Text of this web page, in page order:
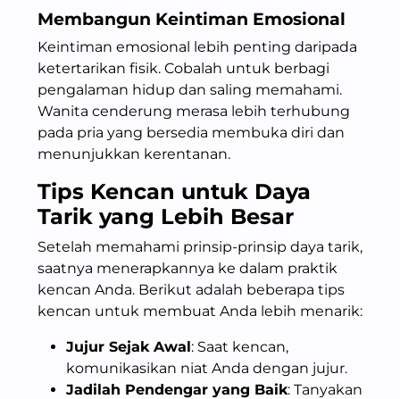
Membangun Keintiman Emosional
Keintiman emosional lebih penting daripada
ketertarikan fisik. Cobalah untuk berbagi
pengalaman hidup dan saling memahami.
Wanita cenderung merasa lebih terhubung
pada pria yang bersedia membuka diri dan
menunjukkan kerentanan.
Tips Kencan untuk Daya
Tarik yang Lebih Besar
Setelah memahami prinsip-prinsip daya tarik,
saatnya menerapkannya ke dalam praktik
kencan Anda. Berikut adalah beberapa tips
kencan untuk membuat Anda lebih menarik:
Jujur Sejak Awal: Saat kencan,
komunikasikan niat Anda dengan jujur.
Jadilah Pendengar yang Baik: Tanyakan